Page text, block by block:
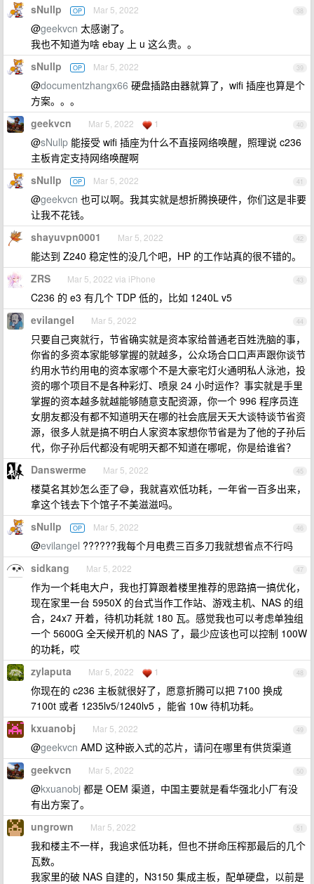
38
sNullp OP Mar 5, 2022
@geekvcn 太感谢了。
我也不知道为啥 ebay 上 u 这么贵。。
39
sNullp OP Mar 5, 2022
@documentzhangx66 硬盘插路由器就算了，wifi 插座也算是个
方案。。。
40
geekvcn Mar 5, 2022 1
@sNullp 能接受 wifi 插座为什么不直接网络唤醒，照理说 c236
主板肯定支持网络唤醒啊
41
sNullp OP Mar 5, 2022
@geekvcn 也可以啊。我其实就是想折腾换硬件，你们这是非要
让我不花钱。
42
shayuvpn0001 Mar 5, 2022
能达到 Z240 稳定性的没几个吧，HP 的工作站真的很不错的。
43
ZRS Mar 5, 2022 via iPhone
C236 的 e3 有几个 TDP 低的，比如 1240L v5
44
evilangel Mar 5, 2022
只要自己爽就行，节省确实就是资本家给普通老百姓洗脑的事，
你省的多资本家能够掌握的就越多，公众场合口口声声跟你谈节
约用水节约用电的资本家哪个不是大豪宅灯火通明私人泳池，投
资的哪个项目不是各种彩灯、喷泉 24 小时运作？事实就是手里
掌握的资本越多就越能够随意支配资源，你一个 996 程序员连
女朋友都没有都不知道明天在哪的社会底层天天大谈特谈节省资
源，很多人就是搞不明白人家资本家想你节省是为了他的子孙后
代，你子孙后代都没有呢明天都不知道在哪呢，你是给谁省？
45
Danswerme Mar 5, 2022
楼莫名其妙怎么歪了😅，我就喜欢低功耗，一年省一百多出来，
拿这个钱去下个馆子不美滋滋吗。
46
sNullp OP Mar 5, 2022
@evilangel ??????我每个月电费三百多刀我就想省点不行吗
47
sidkang Mar 5, 2022
作为一个耗电大户，我也打算跟着楼里推荐的思路搞一搞优化，
现在家里一台 5950X 的台式当作工作站、游戏主机、NAS 的组
合，24x7 开着，待机功耗就 180 瓦。感觉我也可以考虑单独组
一个 5600G 全天候开机的 NAS 了，最少应该也可以控制 100W
的功耗，哎
48
zylaputa Mar 5, 2022 1
你现在的 c236 主板就很好了，愿意折腾可以把 7100 换成
7100t 或者 1235lv5/1240lv5 ，能省 10w 待机功耗。
49
kxuanobj Mar 5, 2022
@geekvcn AMD 这种嵌入式的芯片，请问在哪里有供货渠道
50
geekvcn Mar 5, 2022
@kxuanobj 都是 OEM 渠道，中国主要就是看华强北小厂有没
有出方案了。
51
ungrown Mar 5, 2022
我和楼主不一样，我追求低功耗，但也不拼命压榨那最后的几个
瓦数。
我家里的破 NAS 自建的，N3150 集成主板，配单硬盘，以前是